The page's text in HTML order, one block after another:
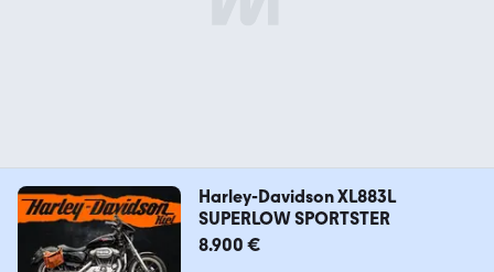
Harley-Davidson XL883L
SUPERLOW SPORTSTER
8.900 €